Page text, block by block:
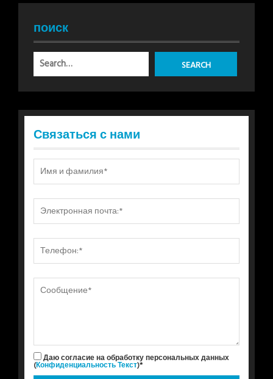
поиск
Связаться с нами
Даю согласие на обработку персональных данных
(Конфиденциальность Текст)*